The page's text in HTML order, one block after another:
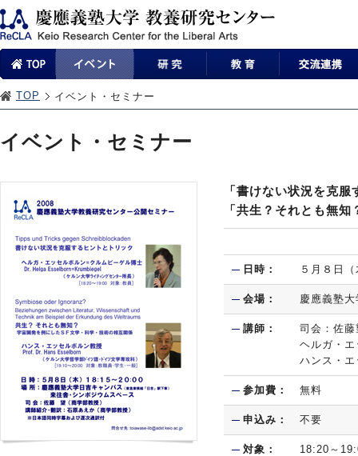
TOP イベント・セミナー
イベント・セミナー
「書けない状況を克
「共生？それとも無
日時： ５月８日
会場： 慶應義塾
講師：
司会：佐
ヘルガ・
ハンス・
参加費： 無料
申込み： 不要
対象： 18:20～